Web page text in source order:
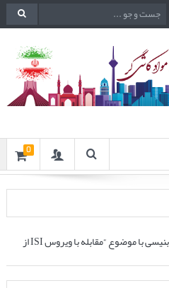
0
سخنرانی دکتر صمد بنیسی با موضوع “مقابله با ویروس ISI از